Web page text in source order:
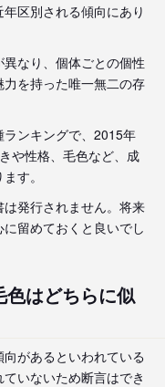
区別される傾向にあり
なり、個体ごとの個性
を持った唯一無二の存
ンキングで、2015年
や性格、毛色など、成
す。
発行されません。将来
留めておくと良いでし
色はどちらに似
があるといわれている
いないため断言はでき